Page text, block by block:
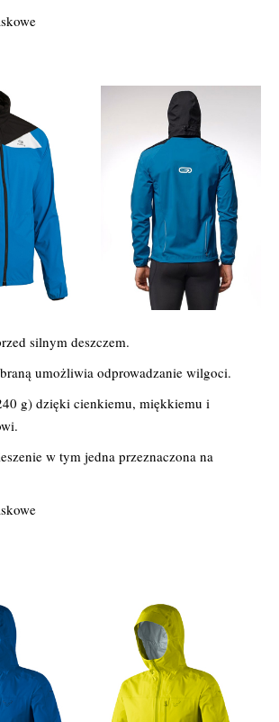
silnym deszczem.
umożliwia odprowadzanie wilgoci.
g) dzięki cienkiemu, miękkiemu i
w tym jedna przeznaczona na